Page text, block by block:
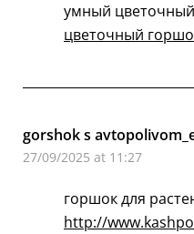
умный
цветочный
gorshok s
27/09/2025 at 11:27
горшок для
http://